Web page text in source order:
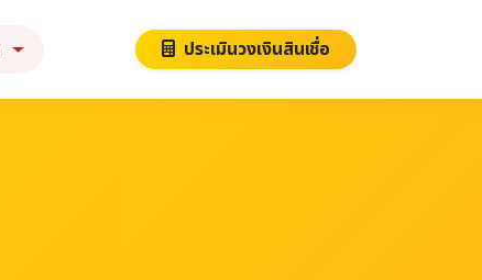
ประเมินวงเงินสินเชื่อ